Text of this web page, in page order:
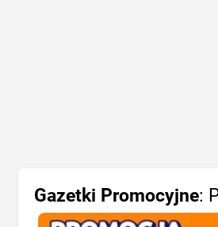
Gazetki Promocyjne: